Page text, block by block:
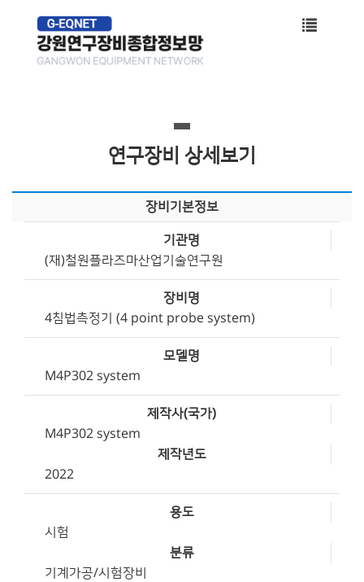
Toggle
연구장비 상세보기
장비기본정보
기관명
(재)철원플라즈마산업기술연구원
장비명
4침법측정기 (4 point probe system)
모델명
M4P302 system
제작사(국가)
M4P302 system
제작년도
2022
용도
시험
분류
기계가공/시험장비